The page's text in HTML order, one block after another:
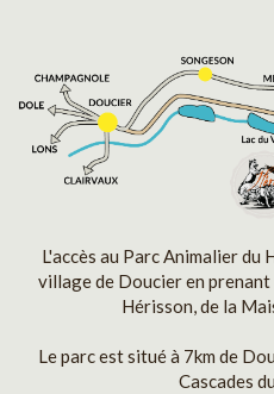
L'accès au Parc Animalier du
village de Doucier en
Hérisson, de la
Le parc est situé à 7km de
Cascades